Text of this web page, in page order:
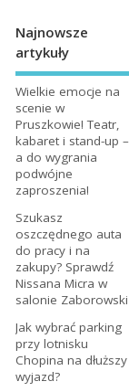
Najnowsze
artykuły
Wielkie emocje na
scenie w
Pruszkowie! Teatr,
kabaret i stand-up –
a do wygrania
podwójne
zaproszenia!
Szukasz
oszczędnego auta
do pracy i na
zakupy? Sprawdź
Nissana Micra w
salonie Zaborowski
Jak wybrać parking
przy lotnisku
Chopina na dłuższy
wyjazd?